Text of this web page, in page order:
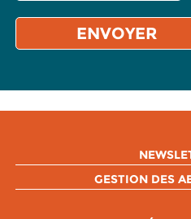
GESTION DES